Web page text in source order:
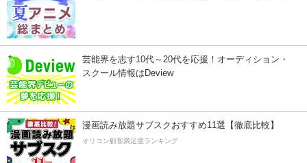
芸能界を志す10代～20代を応援！オーディション・
スクール情報はDeview
漫画読み放題サブスクおすすめ11選【徹底比較】
オリコン顧客満足度ランキング